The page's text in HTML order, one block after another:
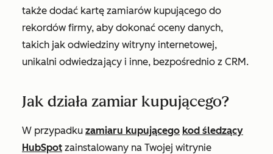
także dodać kartę zamiarów kupującego do
rekordów firmy, aby dokonać oceny danych,
takich jak odwiedziny witryny internetowej,
unikalni odwiedzający i inne, bezpośrednio z CRM.
Jak działa zamiar kupującego?
W przypadku zamiaru kupującego kod śledzący
HubSpot zainstalowany na Twojej witrynie